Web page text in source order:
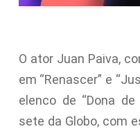
O ator Juan Paiva,
em “Renascer” e
elenco de “Dona
sete da Globo, com